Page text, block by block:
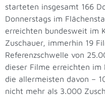
starteten insgesamt 166
Donnerstags im
erreichten bundesweit im
Zuschauer, immerhin 19
Referenzschwelle von
dieser Filme erreichten im
die allermeisten davon –
nicht mehr als 3.000